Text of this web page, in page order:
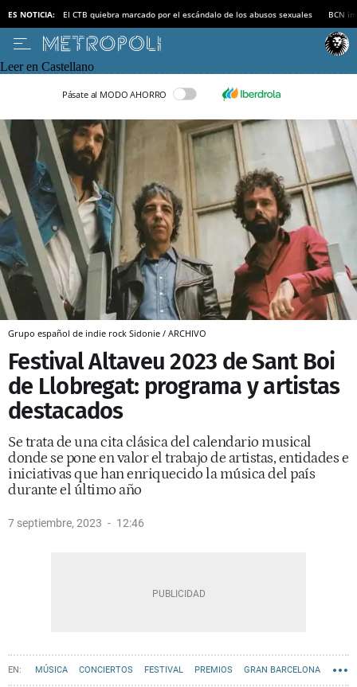
ES NOTICIA: El CTB quiebra marcado por el escándalo de los abusos sexuales BCN
Leer en Castellano
Pásate al MODO AHORRO
Grupo español de indie rock Sidonie / ARCHIVO
Festival Altaveu 2023 de Sant Boi
de Llobregat: programa y artistas
destacados
Se trata de una cita clásica del calendario musical
donde se pone en valor el trabajo de artistas, entidades e
iniciativas que han enriquecido la música del país
durante el último año
7 septiembre, 2023 12:46
MÚSICA CONCIERTOS FESTIVAL PREMIOS GRAN BARCELONA